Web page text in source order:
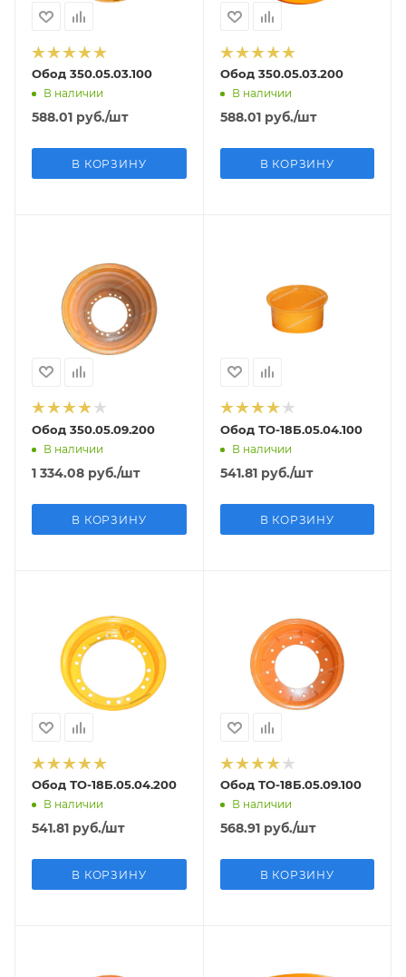
Обод 350.05.03.100
В наличии
588.01 руб./шт
В КОРЗИНУ
Обод 350.05.03.200
В наличии
588.01руб./шт
В КОРЗИНУ
Обод 350.05.09.200
В наличии
1 334.08 руб./шт
В КОРЗИНУ
Обод ТО-18Б.05.04.100
В наличии
541.81руб./шт
В КОРЗИНУ
Обод ТО-18Б.05.04.200
В наличии
541.81 руб./шт
В КОРЗИНУ
Обод ТО-18Б.05.09.100
В наличии
568.91руб./шт
В КОРЗИНУ